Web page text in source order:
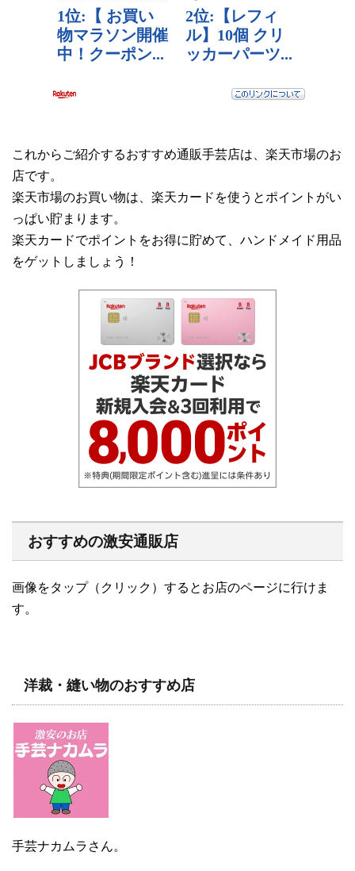
これからご紹介するおすすめ通販手芸店は、楽天市場のお
店です。
楽天市場のお買い物は、楽天カードを使うとポイントがい
っぱい貯まります。
楽天カードでポイントをお得に貯めて、ハンドメイド用品
をゲットしましょう！
おすすめの激安通販店
画像をタップ（クリック）するとお店のページに行けま
す。
洋裁・縫い物のおすすめ店
手芸ナカムラさん。